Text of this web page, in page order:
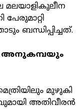
മലയാളികുലീന
ബന്ധിപ്പിച്ചത്.
അനുകമ്പയും
മുഴുകി
അതിവീരന്‍